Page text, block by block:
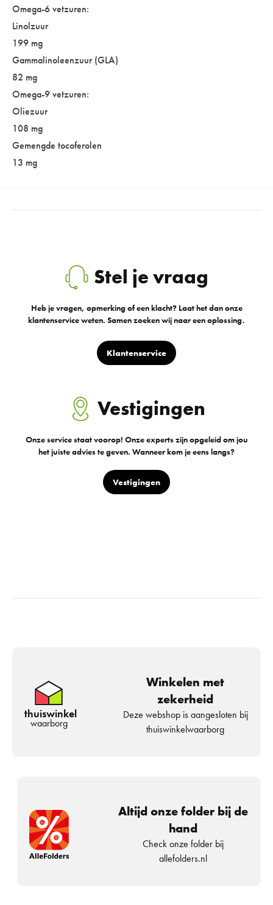
Omega-6 vetzuren:
Linolzuur
199 mg
Gammalinoleenzuur (GLA)
82 mg
Omega-9 vetzuren:
Oliezuur
108 mg
Gemengde tocoferolen
13 mg
Stel je vraag
Heb je vragen, opmerking of een klacht? Laat het dan onze
klantenservice weten. Samen zoeken wij naar een oplossing.
Klantenservice
Vestigingen
Onze service staat voorop! Onze experts zijn opgeleid om jou
het juiste advies te geven. Wanneer kom je eens langs?
Vestigingen
thuiswinkel
waarborg
Winkelen met
zekerheid
Deze webshop is aangesloten bij
thuiswinkelwaarborg
Altijd onze folder bij de
hand
Check onze folder bij
allefolders.nl